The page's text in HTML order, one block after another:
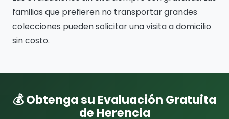
familias que prefieren no transportar grandes
colecciones pueden solicitar una visita a domicilio
sin costo.
💰 Obtenga su Evaluación Gratuita
de Herencia